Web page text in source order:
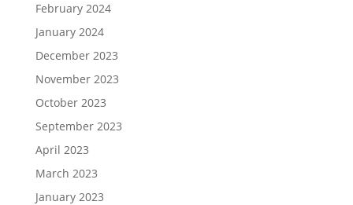
February 2024
January 2024
December 2023
November 2023
October 2023
September 2023
April 2023
March 2023
January 2023